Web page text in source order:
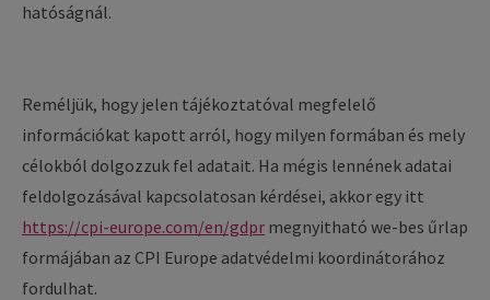
hatóságnál.
Reméljük, hogy jelen tájékoztatóval megfelelő
információkat kapott arról, hogy milyen formában és mely
célokból dolgozzuk fel adatait. Ha mégis lennének adatai
feldolgozásával kapcsolatosan kérdései, akkor egy itt
https://cpi-europe.com/en/gdpr megnyitható we-bes űrlap
formájában az CPI Europe adatvédelmi koordinátorához
fordulhat.